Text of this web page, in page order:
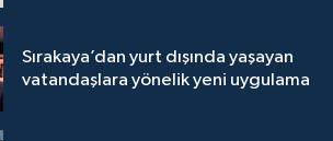
Sırakaya’dan yurt dışında yaşayan
vatandaşlara yönelik yeni uygulama